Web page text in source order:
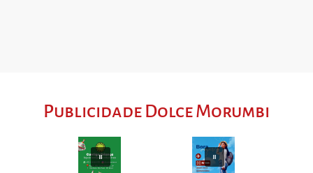
Publicidade Dolce Morumbi